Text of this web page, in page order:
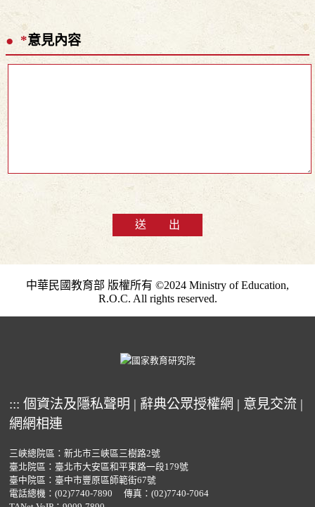
*意見內容
送 出
中華民國教育部 版權所有 ©2024 Ministry of Education,
R.O.C. All rights reserved.
::: 個資法及隱私聲明 | 辭典公眾授權網 | 意見交流 |
網網相連
三峽總院區：新北市三峽區三樹路2號
臺北院區：臺北市大安區和平東路一段179號
臺中院區：臺中市豐原區師範街67號
電話總機： (02)7740-7890
傳真：(02)7740-7064